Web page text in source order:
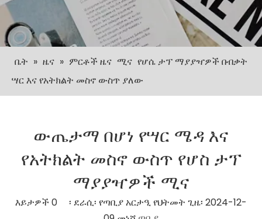
ቤት » ዜና » ምርቶች ዜና ሚና የሆሴ ታፕ ማያያዣዎች በብቃት
ሣር እና የአትክልት መስኖ ውስጥ ያለው
ውጤታማ በሆነ የሣር ሜዳ እና
የአትክልት መስኖ ውስጥ የሆስ ታፕ
ማያያዣዎች ሚና
እይታዎች 0 ፡ ደራሲ፡ የጣቢያ አርታዒ የህትመት ጊዜ፡ 2024-12-